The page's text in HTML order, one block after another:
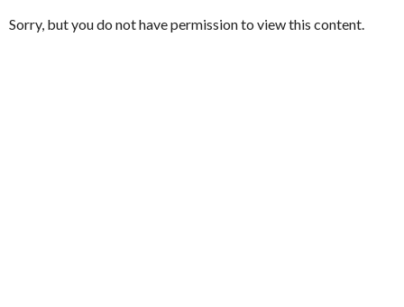
Sorry, but you do not have permission to view this content.